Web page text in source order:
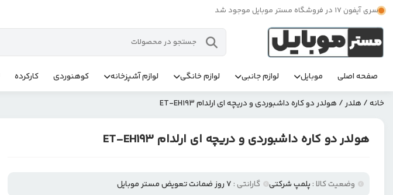
سری آیفون 17 در فروشگاه مستر موبایل موجود شد
صفحه اصلی موبایل لوازم جانبی لوازم خانگی لوازم آشپزخانه کوهنوردی کارکرده
خانه/ هلدر/ هولدر دو کاره داشبوردی و دریچه ای ارلدام ET-EH193
هولدر دو کاره داشبوردی و دریچه ای ارلدام ET-EH193
وضعیت کالا : پلمپ شرکتی گارانتی : ۷ روز ضمانت تعویض مستر موبایل